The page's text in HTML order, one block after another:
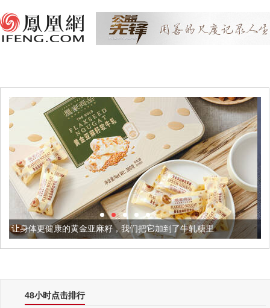
亚麻籽，我们把它加到了牛轧糖里 被列入佛家七宝的它到
48小时点击排行